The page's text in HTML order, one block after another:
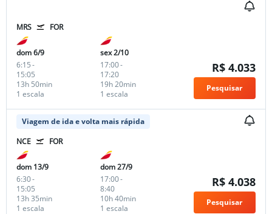
MRS FOR
dom 6/9
6:15-
15:05
1 escala
13h 50min
sex 2/10
17:00-
17:20
1 escala
19h 20min
R$ 4.033
Pesquisar
Viagem de ida e volta mais rápida
NCE
FOR
dom 13/9
6:30-
15:05
1 escala
13h 35min
dom 27/9
17:00-
8:40
1 escala
10h 40min
R$ 4.038
Pesquisar